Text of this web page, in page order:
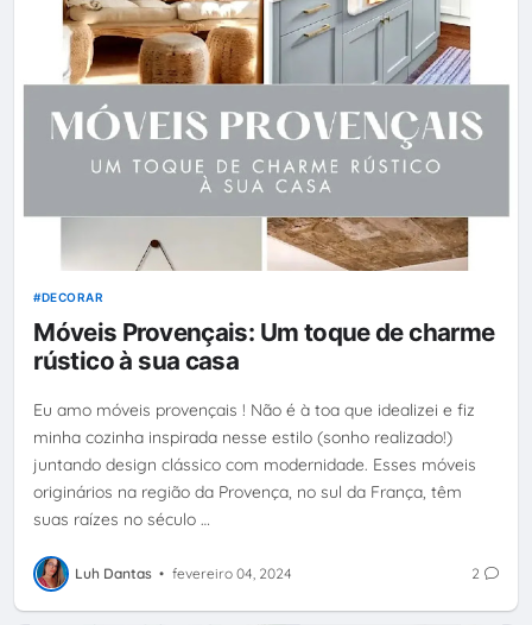
DECORAR
Móveis Provençais: Um toque de charme
rústico à sua casa
Eu amo móveis provençais ! Não é à toa que idealizei e fiz
minha cozinha inspirada nesse estilo (sonho realizado!)
juntando design clássico com modernidade. Esses móveis
originários na região da Provença, no sul da França, têm
suas raízes no século …
Luh Dantas • fevereiro 04, 2024 2